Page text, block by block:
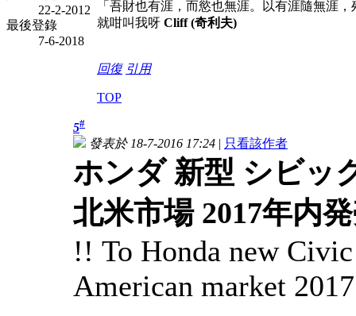
22-2-2012
最後登錄
7-6-2018
「吾財也有涯，而慾也無涯。以有涯隨無涯，
就咁叫我呀 Cliff (奇利夫)
回復 引用
TOP
5#
發表於 18-7-2016 17:24 | 只看該作者
ホンダ 新型 シビッ
北米市場 2017年内
!! To Honda new
American market